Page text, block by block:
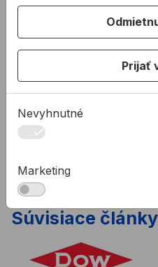
SAAP Sprievodca
Sprievodca na opravu
Súprava na opravu
pripojenie statického
TL DOWSIL 993
Technický list pre
DOWSIL 993
Súvisiace články
Prijať
Nevyhnutné
Marketing